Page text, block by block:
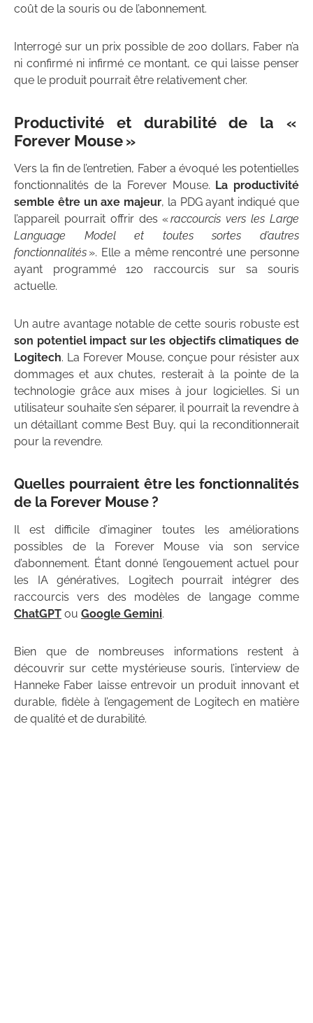
coût de la souris ou de l’abonnement.
Interrogé sur un prix possible de 200 dollars, Faber n’a
ni confirmé ni infirmé ce montant, ce qui laisse penser
que le produit pourrait être relativement cher.
Productivité et durabilité de la «
Forever Mouse »
Vers la fin de l’entretien, Faber a évoqué les potentielles
fonctionnalités de la Forever Mouse. La productivité
semble être un axe majeur, la PDG ayant indiqué que
l’appareil pourrait offrir des «raccourcis vers les Large
Language Model et toutes sortes d’autres
fonctionnalités ». Elle a même rencontré une personne
ayant programmé 120 raccourcis sur sa souris
actuelle.
Un autre avantage notable de cette souris robuste est
son potentiel impact sur les objectifs climatiques de
Logitech. La Forever Mouse, conçue pour résister aux
dommages et aux chutes, resterait à la pointe de la
technologie grâce aux mises à jour logicielles. Si un
utilisateur souhaite s’en séparer, il pourrait la revendre à
un détaillant comme Best Buy, qui la reconditionnerait
pour la revendre.
Quelles pourraient être les fonctionnalités
de la Forever Mouse ?
Il est difficile d’imaginer toutes les améliorations
possibles de la Forever Mouse via son service
d’abonnement. Étant donné l’engouement actuel pour
les IA génératives, Logitech pourrait intégrer des
raccourcis vers des modèles de langage comme
ChatGPT ou Google Gemini.
Bien que de nombreuses informations restent à
découvrir sur cette mystérieuse souris, l’interview de
Hanneke Faber laisse entrevoir un produit innovant et
durable, fidèle à l’engagement de Logitech en matière
de qualité et de durabilité.